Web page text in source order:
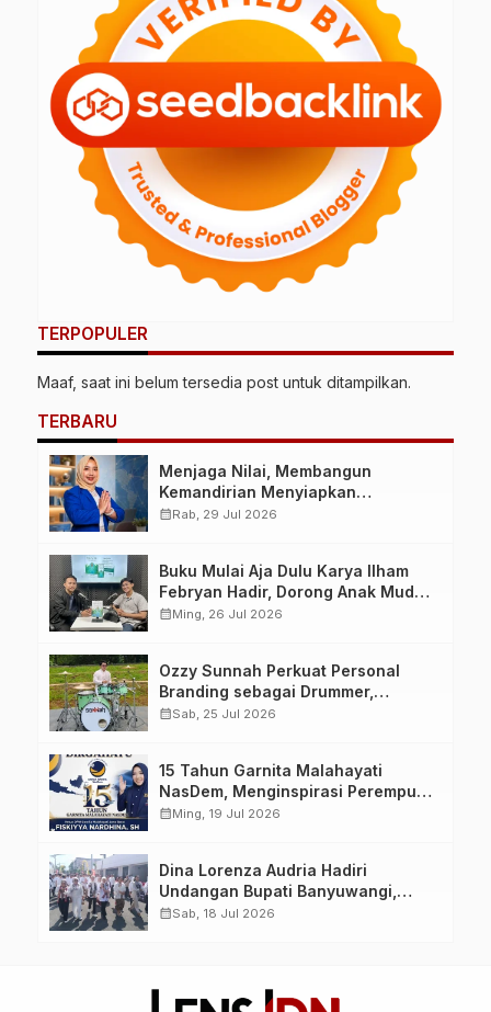
TERPOPULER
Maaf, saat ini belum tersedia post untuk ditampilkan.
TERBARU
Menjaga Nilai, Membangun
Kemandirian Menyiapkan
Kepemimpinan Ekonomi Perempuan
Jamaah
calendar_monthRab, 29 Jul 2026
Buku Mulai Aja Dulu Karya Ilham
Febryan Hadir, Dorong Anak Muda
Berhenti Menunda dan Mulai
calendar_monthMing, 26 Jul 2026
Ozzy Sunnah Perkuat Personal
Branding sebagai Drummer,
Produser, dan Sutradara Melalui
calendar_monthSab, 25 Jul 2026
15 Tahun Garnita Malahayati
NasDem, Menginspirasi Perempuan
Memimpin Perubahan Bangsa
calendar_monthMing, 19 Jul 2026
Dina Lorenza Audria Hadiri
Undangan Bupati Banyuwangi,
Saksikan Banyuwangi Ethno
calendar_monthSab, 18 Jul 2026